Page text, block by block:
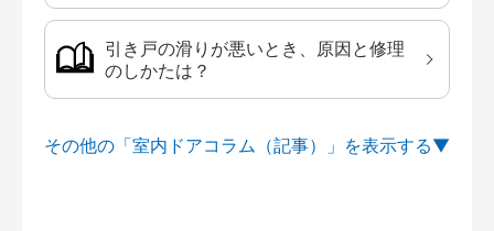
引き戸の滑りが悪いとき、原因と修理
のしかたは？
その他の「室内ドアコラム（記事）」を